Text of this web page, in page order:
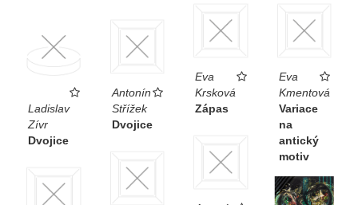
Eva
Krsková
Zápas
Eva
Kmentová
Variace
na
antický
motiv
Ladislav
Zívr
Dvojice
Antonín
Střížek
Dvojice